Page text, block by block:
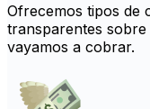
Ofrecemos tipos de
transparentes
vayamos a cobrar.